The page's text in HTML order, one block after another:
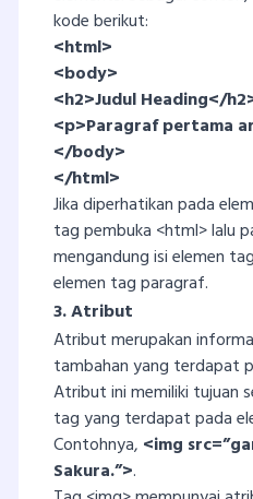
kode berikut:
<html>
<body>
<h2>Judul Heading</
<p>Paragraf pertama
</body>
</html>
Jika diperhatikan pada
tag pembuka <html> lalu
mengandung isi elemen
elemen tag paragraf.
3. Atribut
Atribut merupakan
tambahan yang terdapat
Atribut ini memiliki tujuan
tag yang terdapat pada
Contohnya, <img
Sakura.”>.